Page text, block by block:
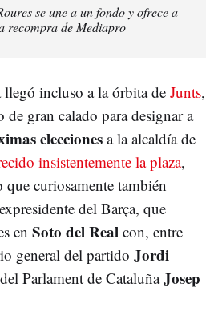
se une a un fondo y ofrece a
recompra de Mediapro
incluso a la órbita de Junts,
gran calado para designar a
elecciones a la alcaldía de
insistentemente la plaza,
curiosamente también
del Barça, que
en Soto del Real con, entre
general del partido Jordi
Parlament de CataluñaJosep